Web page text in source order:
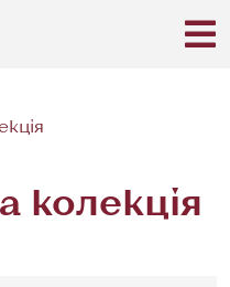
колекція